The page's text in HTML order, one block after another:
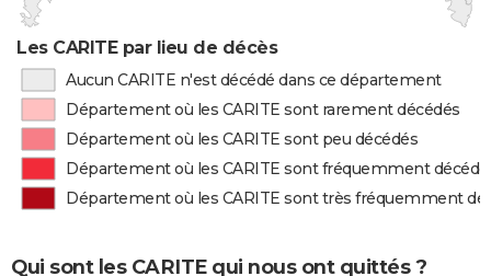
Les CARITE par lieu de décès
Aucun CARITE n'est décédé dans ce département
Département où les CARITE sont rarement décédés
Département où les CARITE sont peu décédés
Département où les CARITE sont fréquemment
Département où les CARITE sont très fréquemment
Qui sont les CARITE qui nous ont quittés ?